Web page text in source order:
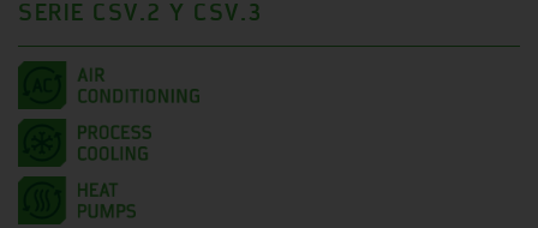
SERIE CSV.2 Y CSV.3